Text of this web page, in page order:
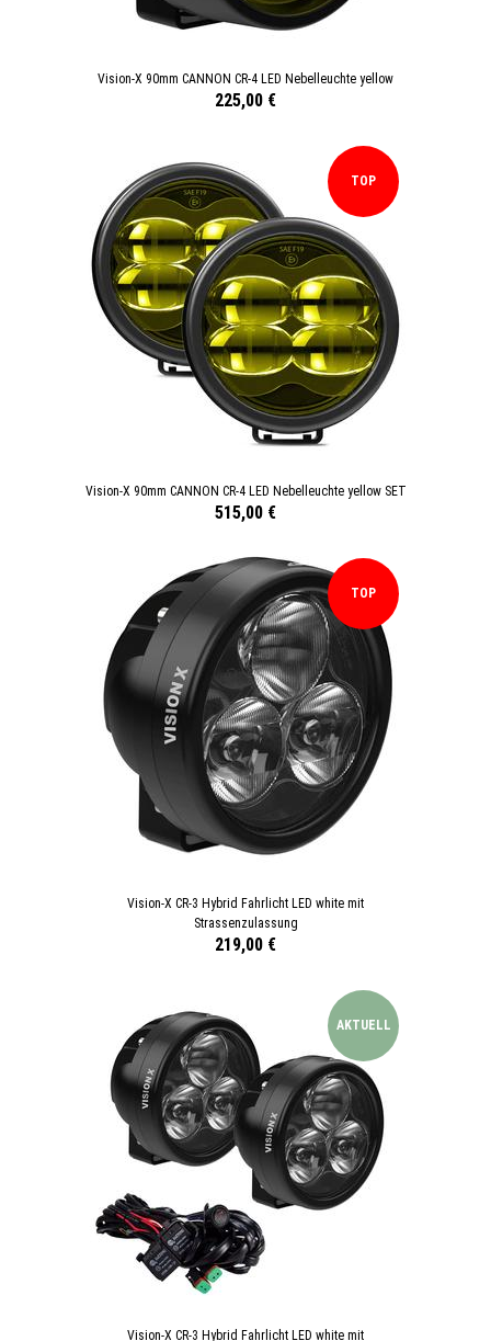
Vision-X 90mm CANNON CR-4 LED Nebelleuchte yellow
225,00 €
TOP
Vision-X 90mm CANNON CR-4 LED Nebelleuchte yellow SET
515,00 €
TOP
Vision-X CR-3 Hybrid Fahrlicht LED white mit
Strassenzulassung
219,00 €
AKTUELL
Vision-X CR-3 Hybrid Fahrlicht LED white mit